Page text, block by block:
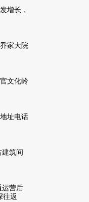
增长，
家大院
文化岭
址电话
筑间
运营后
往返